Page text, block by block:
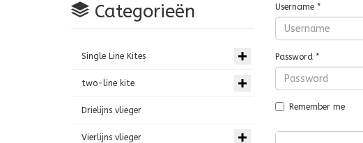
Username*
Password*
Remember me
Categorieën
Single Line Kites
two-line kite
Drielijns vlieger
Vierlijns vlieger